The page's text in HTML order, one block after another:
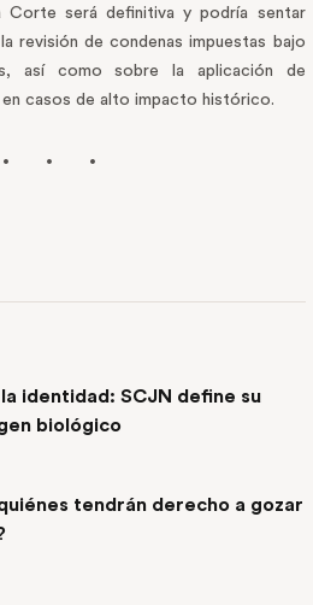
Corte será definitiva y podría sentar
revisión de condenas impuestas bajo
así como sobre la aplicación de
casos de alto impacto histórico.
identidad: SCJN define su
biológico
tendrán derecho a gozar